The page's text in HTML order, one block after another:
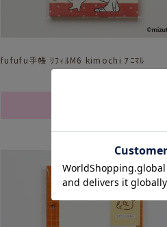
fufufu手帳 ﾘﾌｨﾙM6 kimochi ｱﾆﾏﾙ